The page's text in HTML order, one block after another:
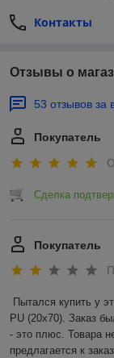
Контакты
Отзывы о
53 отзывов за
Покупатель
Сделка
Покупатель
Пытался купить у
PU (20x70). Заказ
- это плюс. Товара
предлагается к